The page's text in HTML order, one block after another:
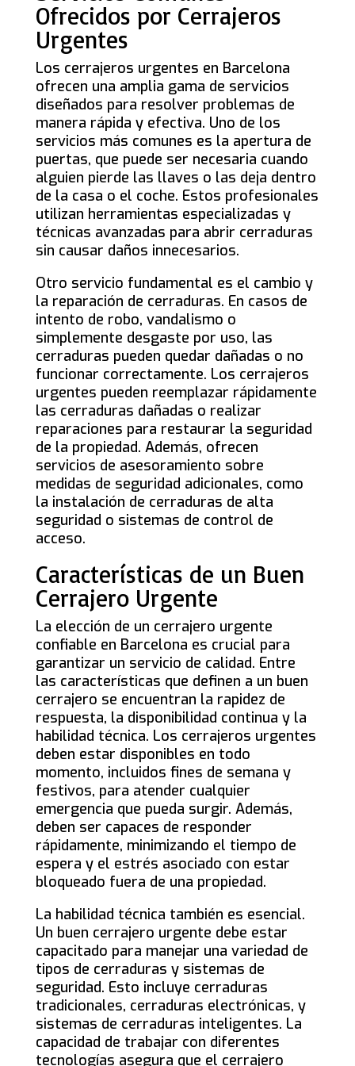
Ofrecidos por Cerrajeros
Urgentes
Los cerrajeros urgentes en Barcelona
ofrecen una amplia gama de servicios
diseñados para resolver problemas de
manera rápida y efectiva. Uno de los
servicios más comunes es la apertura de
puertas, que puede ser necesaria cuando
alguien pierde las llaves o las deja dentro
de la casa o el coche. Estos profesionales
utilizan herramientas especializadas y
técnicas avanzadas para abrir cerraduras
sin causar daños innecesarios.
Otro servicio fundamental es el cambio y
la reparación de cerraduras. En casos de
intento de robo, vandalismo o
simplemente desgaste por uso, las
cerraduras pueden quedar dañadas o no
funcionar correctamente. Los cerrajeros
urgentes pueden reemplazar rápidamente
las cerraduras dañadas o realizar
reparaciones para restaurar la seguridad
de la propiedad. Además, ofrecen
servicios de asesoramiento sobre
medidas de seguridad adicionales, como
la instalación de cerraduras de alta
seguridad o sistemas de control de
acceso.
Características de un Buen
Cerrajero Urgente
La elección de un cerrajero urgente
confiable en Barcelona es crucial para
garantizar un servicio de calidad. Entre
las características que definen a un buen
cerrajero se encuentran la rapidez de
respuesta, la disponibilidad continua y la
habilidad técnica. Los cerrajeros urgentes
deben estar disponibles en todo
momento, incluidos fines de semana y
festivos, para atender cualquier
emergencia que pueda surgir. Además,
deben ser capaces de responder
rápidamente, minimizando el tiempo de
espera y el estrés asociado con estar
bloqueado fuera de una propiedad.
La habilidad técnica también es esencial.
Un buen cerrajero urgente debe estar
capacitado para manejar una variedad de
tipos de cerraduras y sistemas de
seguridad. Esto incluye cerraduras
tradicionales, cerraduras electrónicas, y
sistemas de cerraduras inteligentes. La
capacidad de trabajar con diferentes
tecnologías asegura que el cerrajero